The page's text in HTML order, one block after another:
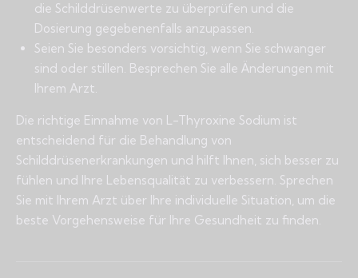
die Schilddrüsenwerte zu überprüfen und die
Dosierung gegebenenfalls anzupassen.
Seien Sie besonders vorsichtig, wenn Sie schwanger
sind oder stillen. Besprechen Sie alle Änderungen mit
Ihrem Arzt.
Die richtige Einnahme von L-Thyroxine Sodium ist
entscheidend für die Behandlung von
Schilddrüsenerkrankungen und hilft Ihnen, sich besser zu
fühlen und Ihre Lebensqualität zu verbessern. Sprechen
Sie mit Ihrem Arzt über Ihre individuelle Situation, um die
beste Vorgehensweise für Ihre Gesundheit zu finden.